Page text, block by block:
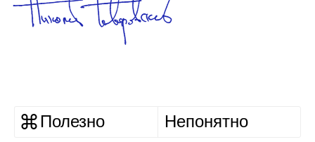
Полезно Непонятно